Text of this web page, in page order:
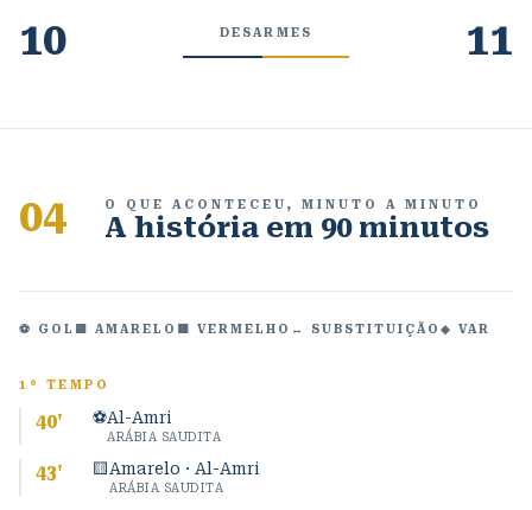
10 DESARMES 11
04 O QUE ACONTECEU, MINUTO A MINUTO
A história em 90 minutos
⚽ GOL 🟨 AMARELO 🟥 VERMELHO ↔ SUBSTITUIÇÃO ◆ VAR
1º TEMPO
40' ⚽Al-Amri
ARÁBIA SAUDITA
43' 🟨Amarelo · Al-Amri
ARÁBIA SAUDITA